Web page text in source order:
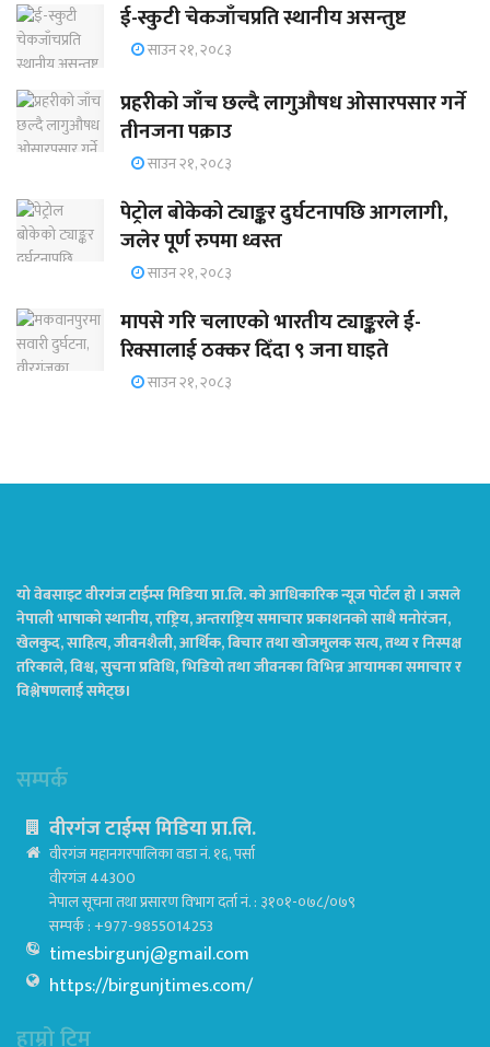
ई-स्कुटी चेकजाँचप्रति स्थानीय असन्तुष्ट
साउन २१, २०८३
प्रहरीको जाँच छल्दै लागुऔषध ओसारपसार गर्ने
तीनजना पक्राउ
साउन २१, २०८३
पेट्रोल बोकेको ट्याङ्कर दुर्घटनापछि आगलागी,
जलेर पूर्ण रुपमा ध्वस्त
साउन २१, २०८३
मापसे गरि चलाएको भारतीय ट्याङ्करले ई-
रिक्सालाई ठक्कर दिँदा ९ जना घाइते
साउन २१, २०८३
यो वेबसाइट वीरगंज टाईम्स मिडिया प्रा.लि. को आधिकारिक न्यूज पोर्टल हो । जसले
नेपाली भाषाको स्थानीय, राष्ट्रिय, अन्तराष्ट्रिय समाचार प्रकाशनको साथै मनोरंजन,
खेलकुद, साहित्य, जीवनशैली, आर्थिक, बिचार तथा खोजमुलक सत्य, तथ्य र निस्पक्ष
तरिकाले, विश्व, सुचना प्रविधि, भिडियो तथा जीवनका विभिन्न आयामका समाचार र
विश्लेषणलाई समेट्छ।
सम्पर्क
वीरगंज टाईम्स मिडिया प्रा.लि.
वीरगंज महानगरपालिका वडा नं. १६, पर्सा
वीरगंज 44300
नेपाल सूचना तथा प्रसारण विभाग दर्ता नं. : ३१०१-०७८/०७९
सम्पर्क : +977-9855014253
timesbirgunj@gmail.com
https://birgunjtimes.com/
हाम्रो टिम